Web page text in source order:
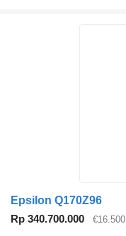
Epsilon Q170Z96
Rp 340.700.000
€16.500